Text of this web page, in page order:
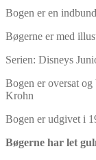
Bogen er en
Bøgerne er med
Serien: Disneys
Bogen er oversat
Krohn
Bogen er udgivet i
Bøgerne har let